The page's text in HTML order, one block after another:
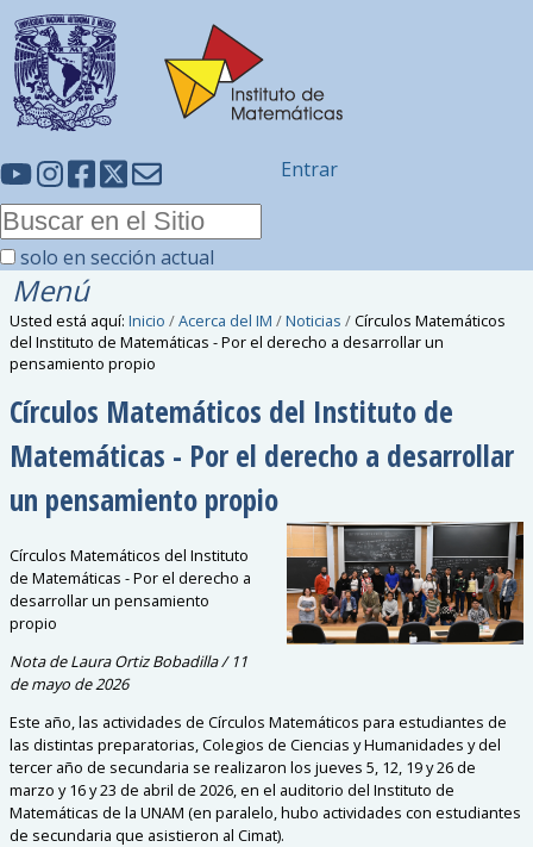
solo en sección actual
Entrar
Menú
Usted está aquí: Inicio /Acerca del IM /Noticias /Círculos Matemáticos
del Instituto de Matemáticas - Por el derecho a desarrollar un
pensamiento propio
Círculos Matemáticos del Instituto de
Matemáticas - Por el derecho a desarrollar
un pensamiento propio
Círculos Matemáticos del Instituto
de Matemáticas -Por el derecho a
desarrollar un pensamiento
propio
Nota de Laura Ortiz Bobadilla / 11
de mayo de 2026
Este año, las actividades de Círculos Matemáticos para estudiantes de
las distintas preparatorias, Colegios de Ciencias y Humanidades y del
tercer año de secundaria se realizaron los jueves 5, 12, 19 y 26 de
marzo y 16 y 23 de abril de 2026, en el auditorio del Instituto de
Matemáticas de la UNAM (en paralelo, hubo actividades con estudiantes
de secundaria que asistieron al Cimat).